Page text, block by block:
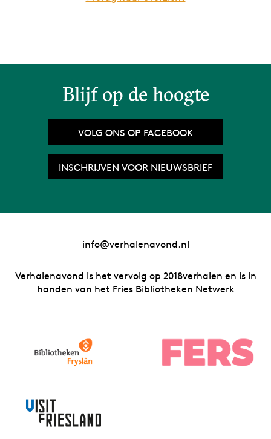
Blijf op de hoogte
VOLG ONS OP FACEBOOK
INSCHRIJVEN VOOR NIEUWSBRIEF
info@verhalenavond.nl
Verhalenavond is het vervolg op 2018verhalen en is in
handen van het Fries Bibliotheken Netwerk